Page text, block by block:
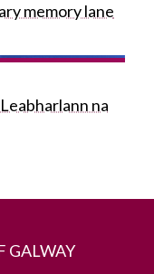
memory lane
na
GALWAY